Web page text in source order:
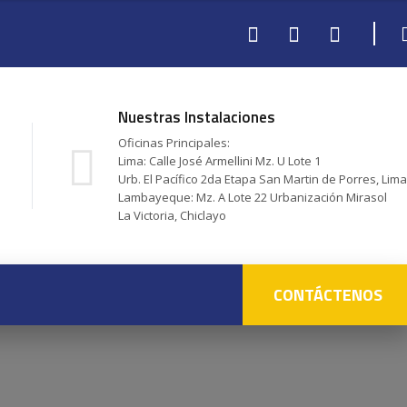
Nuestras Instalaciones
Oficinas Principales:
Lima: Calle José Armellini Mz. U Lote 1
Urb. El Pacífico 2da Etapa San Martin de Porres, Lima
Lambayeque: Mz. A Lote 22 Urbanización Mirasol
La Victoria, Chiclayo
CONTÁCTENOS